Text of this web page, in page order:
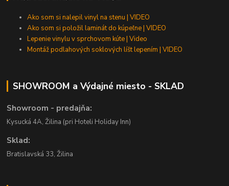
Ako som si nalepil vinyl na stenu | VIDEO
Ako som si položil laminát do kúpeľne | VIDEO
Lepenie vinylu v sprchovom kúte | Video
Montáž podlahových soklových líšt lepením | VIDEO
SHOWROOM a Výdajné miesto - SKLAD
Showroom - predajňa:
Kysucká 4A, Žilina (pri Hoteli Holiday Inn)
Sklad:
Bratislavská 33, Žilina